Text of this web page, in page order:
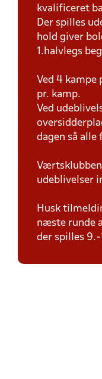
kvalificeret
Der spilles
hold giver
1.halvlegs
Ved 4 kampe
pr. kamp.
Ved
dagen så alle
udeblivelser
Husk
næste runde
der spilles